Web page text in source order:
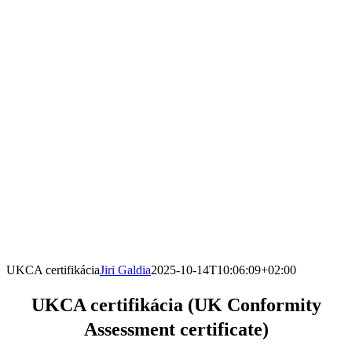
UKCA certifikáciaJiri Galdia2025-10-14T10:06:09+02:00
UKCA certifikácia (UK Conformity
Assessment certificate)